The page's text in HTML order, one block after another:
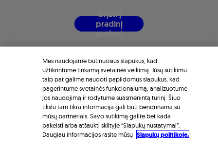
Grįžtiį
pradinį
puslapį
Mes naudojame būtinuosius slapukus, kad
užtikrintume tinkamą svetainės veikimą. Jūsų sutikimu
taip pat galime naudoti papildomus slapukus, kad
pagerintume svetainės funkcionalumą, analizuotume
jos naudojimą ir rodytume suasmenintą turinį. Šiuo
tikslu tam tikra informacija gali būti bendrinama su
mūsų partneriais. Savo sutikimą galite bet kada
pakeisti arba atšaukti skiltyje “Slapukų nustatymai”.
Daugiau informacijos rasite mūsų Slapukų politikoje.